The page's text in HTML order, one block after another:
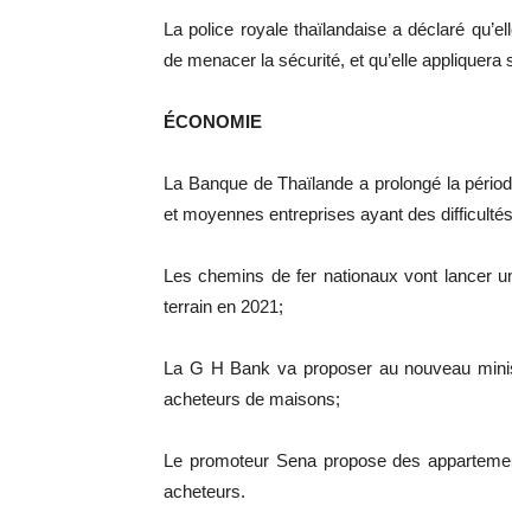
La police royale thaïlandaise a déclaré
de menacer la sécurité, et qu’elle
ÉCONOMIE
La Banque de Thaïlande a prolongé la
et moyennes entreprises ayant des
Les chemins de fer nationaux vont lancer
terrain en 2021;
La G H Bank va proposer au nouveau
acheteurs de maisons;
Le promoteur Sena propose des
acheteurs.